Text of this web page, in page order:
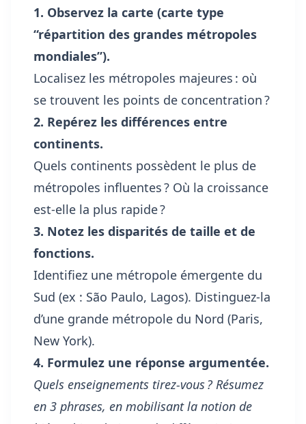
1. Observez la carte (carte type
“répartition des grandes métropoles
mondiales”).
Localisez les métropoles majeures : où
se trouvent les points de concentration ?
2. Repérez les différences entre
continents.
Quels continents possèdent le plus de
métropoles influentes ? Où la croissance
est-elle la plus rapide ?
3. Notez les disparités de taille et de
fonctions.
Identifiez une métropole émergente du
Sud (ex : São Paulo, Lagos). Distinguez-la
d’une grande métropole du Nord (Paris,
New York).
4. Formulez une réponse argumentée.
Quels enseignements tirez-vous ? Résumez
en 3 phrases, en mobilisant la notion de